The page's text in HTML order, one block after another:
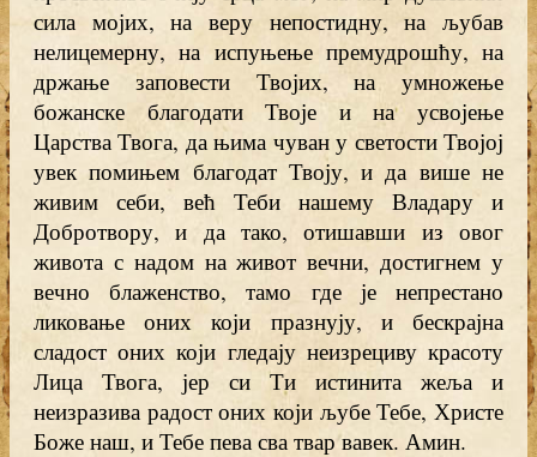
сила мојих, на веру непостидну, на љубав
нелицемерну, на испуњење премудрошћу, на
држање заповести Твојих, на умножење
божанске благодати Твоје и на усвојење
Царства Твога, да њима чуван у светости Твојој
увек помињем благодат Твоју, и да више не
живим себи, већ Теби нашему Владару и
Добротвору, и да тако, отишавши из овог
живота с надом на живот вечни, достигнем у
вечно блаженство, тамо где је непрестано
ликовање оних који празнују, и бескрајна
сладост оних који гледају неизрециву красоту
Лица Твога, јер си Ти истинита жеља и
неизразива радост оних који љубе Тебе, Христе
Боже наш, и Тебе пева сва твар вавек. Амин.